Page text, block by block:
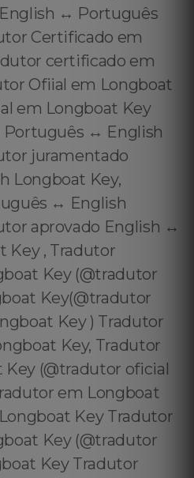
↔️ Português
Certificado em
certificado em
Ofiial em Longboat
em Longboat Key
↔️ English
juramentado
Longboat Key,
↔️ English
aprovado English ↔️
Key , Tradutor
Key (@tradutor
Key(@tradutor
Key ) Tradutor
Key, Tradutor
(@tradutor oficial
em Longboat
Key Tradutor
Key (@tradutor
Key Tradutor